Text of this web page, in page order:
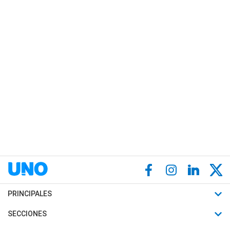
PRINCIPALES
Últimas Noticias
SECCIONES